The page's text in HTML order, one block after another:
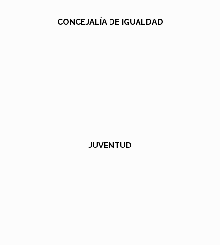
CONCEJALÍA DE IGUALDAD
JUVENTUD